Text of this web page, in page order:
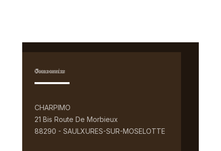
Coordonnées
CHARPIMO
21 Bis Route De Morbieux
88290 - SAULXURES-SUR-MOSELOTTE